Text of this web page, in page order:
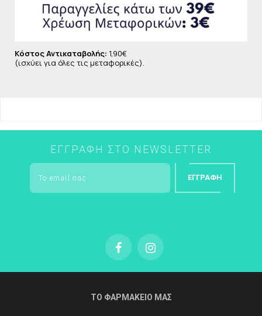
*Μελέτη Καταναλωτών, 100 άνδρες.
ΧΡΗΣΗ:Εφαρμόστε καθημερινά σε καθαρή και
ΣΥΣΤΑΤΙΚΑ:
Κόστος Αντικαταβολής: 1,90€
(ισχύει για όλες τις μεταφορικές).
ΕΓΓΡΑΦΉ ΣΤΟ NEWSLETTER
ΕΓΓΡΑΦΉ
ΤΟ ΦΑΡΜΑΚΕΙΟ ΜΑΣ